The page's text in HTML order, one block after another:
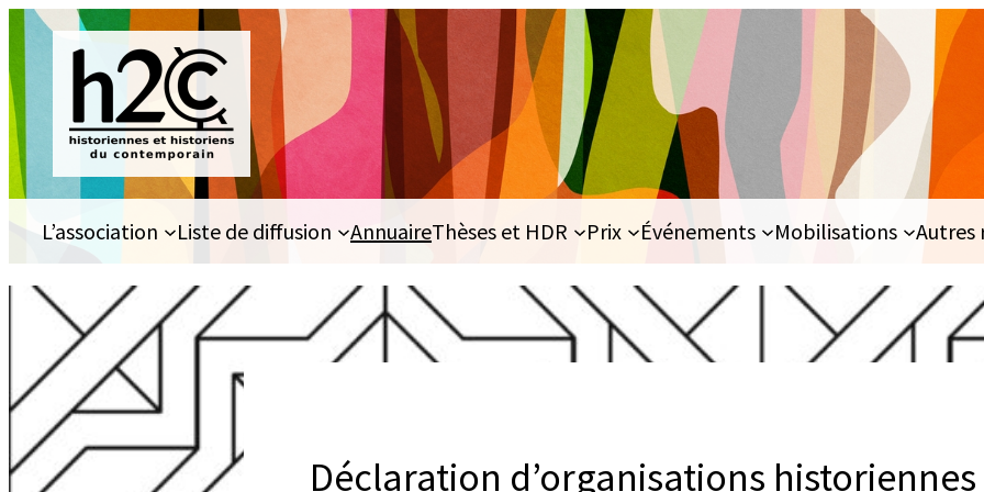
Aller
au
contenu
L’association Liste de diffusion AnnuaireThèses et HDR Prix Événements Mobilisations Autres
Déclaration d’organisations historiennes